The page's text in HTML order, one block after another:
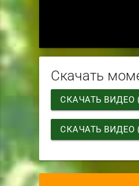
Скачать
СКАЧАТЬ ВИДЕО
СКАЧАТЬ ВИДЕО